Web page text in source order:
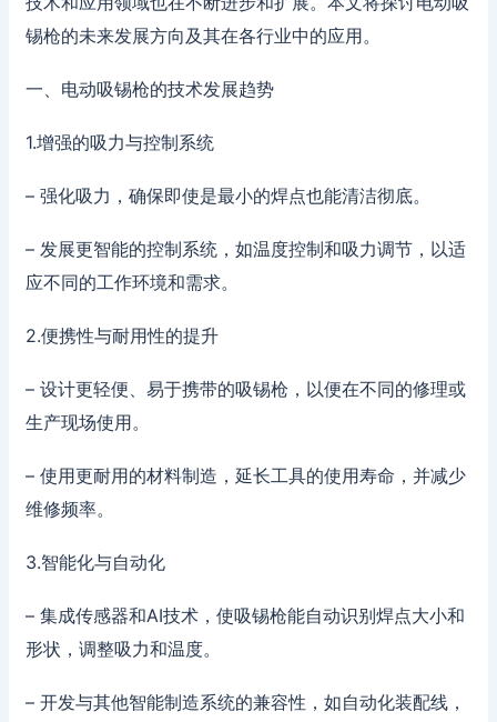
锡枪的未来发展方向及其在各行业中的应用。
一、电动吸锡枪的技术发展趋势
1.增强的吸力与控制系统
– 强化吸力，确保即使是最小的焊点也能清洁彻底。
– 发展更智能的控制系统，如温度控制和吸力调节，以适
应不同的工作环境和需求。
2.便携性与耐用性的提升
– 设计更轻便、易于携带的吸锡枪，以便在不同的修理或
生产现场使用。
– 使用更耐用的材料制造，延长工具的使用寿命，并减少
维修频率。
3.智能化与自动化
– 集成传感器和AI技术，使吸锡枪能自动识别焊点大小和
形状，调整吸力和温度。
– 开发与其他智能制造系统的兼容性，如自动化装配线，